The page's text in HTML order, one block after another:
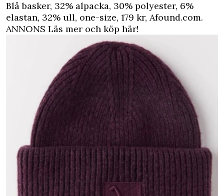
Blå basker, 32% alpacka, 30% polyester, 6%
elastan, 32% ull, one-size, 179 kr, Afound.com.
ANNONS Läs mer och köp här!